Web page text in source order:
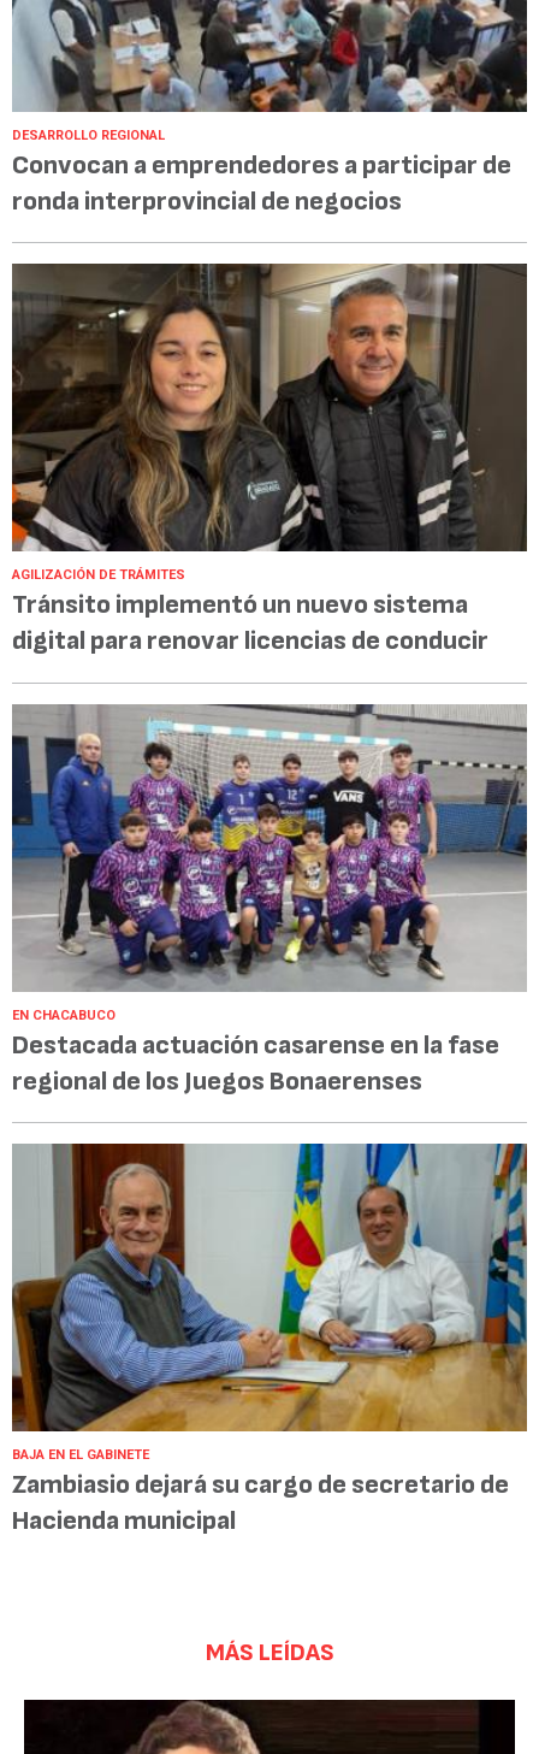
DESARROLLO REGIONAL
Convocan a emprendedores a participar de
ronda interprovincial de negocios
AGILIZACIÓN DE TRÁMITES
Tránsito implementó un nuevo sistema
digital para renovar licencias de conducir
EN CHACABUCO
Destacada actuación casarense en la fase
regional de los Juegos Bonaerenses
BAJA EN EL GABINETE
Zambiasio dejará su cargo de secretario de
Hacienda municipal
MÁS LEÍDAS